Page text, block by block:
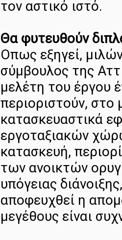
τον αστικό ιστό.
Θα φυτευθούν
Οπως εξηγεί,
σύμβουλος της
μελέτη του έργου
περιοριστούν, στο
κατασκευαστικά
εργοταξιακών
κατασκευή,
των ανοικτών
υπόγειας
αποφευχθεί η
μεγέθους είναι